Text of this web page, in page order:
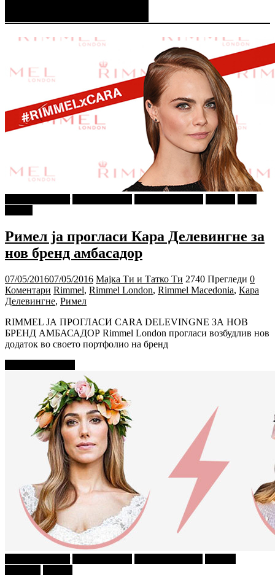
Римел ја прогласи Кара Делевингне за
нов бренд амбасадор
07/05/201607/05/2016 Мајка Ти и Татко Ти 2740 Прегледи 0
Коментари Rimmel, Rimmel London, Rimmel Macedonia, Кара
Делевингне, Римел
RIMMEL ЈА ПРОГЛАСИ CARA DELEVINGNE ЗА НОВ
БРЕНД АМБАСАДОР Rimmel London прогласи возбудлив нов
додаток во своето портфолио на бренд